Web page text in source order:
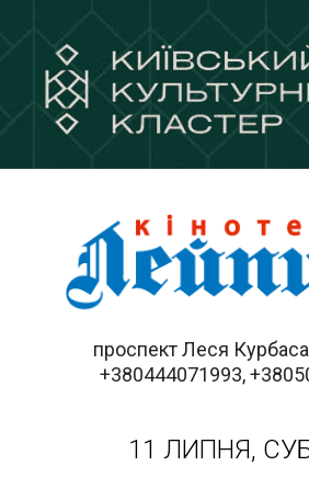
проспект Леся
+380444071993,
11 ЛИПНЯ,